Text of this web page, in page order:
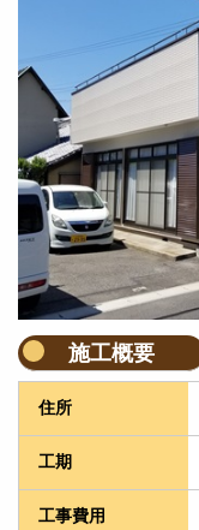
施工概要
住所
工期
工事費用